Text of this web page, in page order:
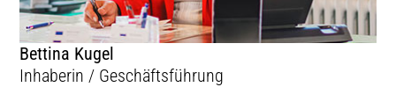
Bettina Kugel
Inhaberin / Geschäftsführung